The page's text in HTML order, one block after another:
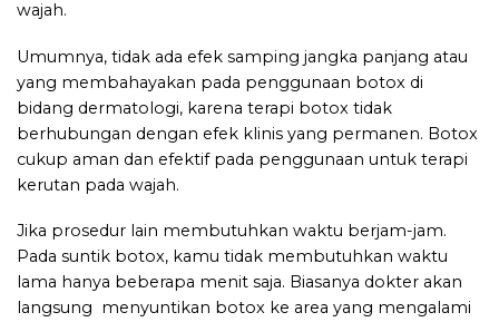
wajah.
Umumnya, tidak ada efek samping jangka panjang atau
yang membahayakan pada penggunaan botox di
bidang dermatologi, karena terapi botox tidak
berhubungan dengan efek klinis yang permanen. Botox
cukup aman dan efektif pada penggunaan untuk terapi
kerutan pada wajah.
Jika prosedur lain membutuhkan waktu berjam-jam.
Pada suntik botox, kamu tidak membutuhkan waktu
lama hanya beberapa menit saja. Biasanya dokter akan
langsung menyuntikan botox ke area yang mengalami